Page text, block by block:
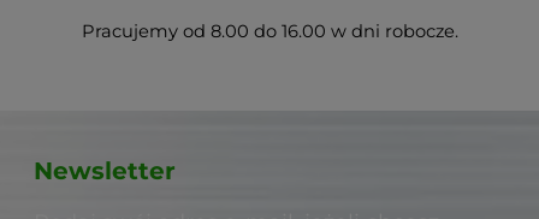
Pracujemy od 8.00 do 16.00 w dni robocze.
Newsletter